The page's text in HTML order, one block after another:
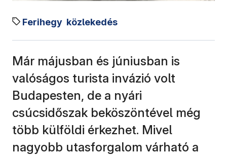
Ferihegy közlekedés
Már májusban és júniusban is
valóságos turista invázió volt
Budapesten, de a nyári
csúcsidőszak beköszöntével még
több külföldi érkezhet. Mivel
nagyobb utasforgalom várható a